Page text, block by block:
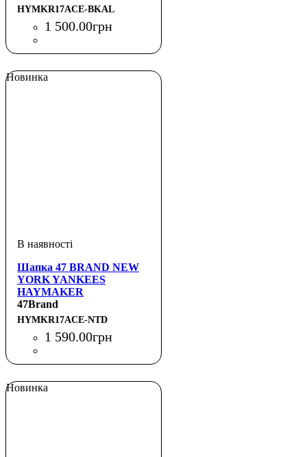
HYMKR17ACE-BKAL
1 500.00грн
Новинка
Шапка 47 BRAND NEW
YORK YANKEES
HAYMAKER
47Brand
HYMKR17ACE-NTD
1 590.00грн
Новинка